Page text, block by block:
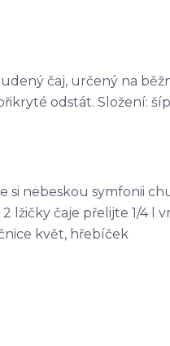
čaj, určený na
odstát. Složení:
si nebeskou symfonii
lžičky čaje přelijte 1/4 l
květ, hřebíček